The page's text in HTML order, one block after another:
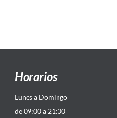
Horarios
Lunes a Domingo
de 09:00 a 21:00